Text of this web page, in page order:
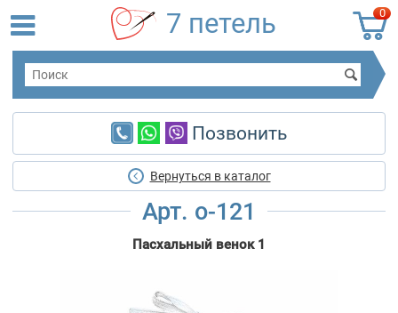
0
7 петель
Позвонить
Вернуться в каталог
Арт. о-121
Пасхальный венок 1